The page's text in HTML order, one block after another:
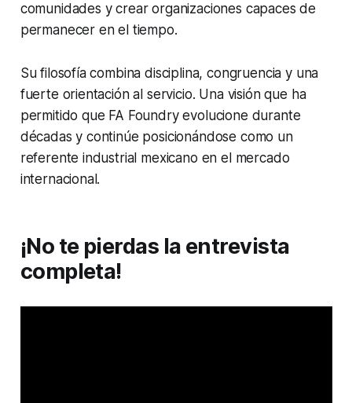
comunidades y crear organizaciones capaces de
permanecer en el tiempo.
Su filosofía combina disciplina, congruencia y una
fuerte orientación al servicio. Una visión que ha
permitido que FA Foundry evolucione durante
décadas y continúe posicionándose como un
referente industrial mexicano en el mercado
internacional.
¡No te pierdas la entrevista
completa!